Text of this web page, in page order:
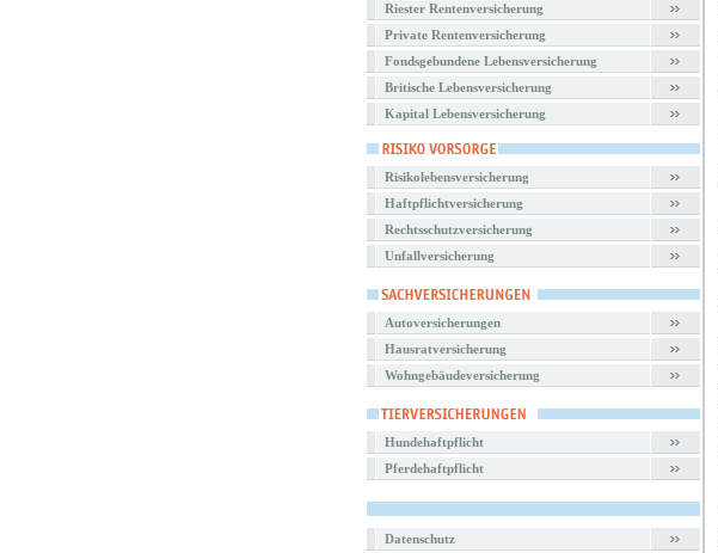
Riester Rentenversicherung
Private Rentenversicherung
Fondsgebundene Lebensversicherung
Britische Lebensversicherung
Kapital Lebensversicherung
Risikolebensversicherung
Haftpflichtversicherung
Rechtsschutzversicherung
Unfallversicherung
Autoversicherungen
Hausratversicherung
Wohngebäudeversicherung
Hundehaftpflicht
Pferdehaftpflicht
Datenschutz